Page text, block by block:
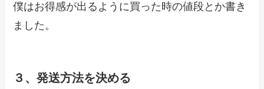
僕はお得感が出るように買った時の値段とか書き
ました。
３、発送方法を決める